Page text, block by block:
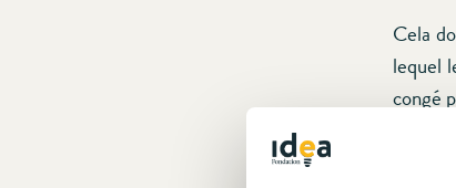
Cela
lequel
congé